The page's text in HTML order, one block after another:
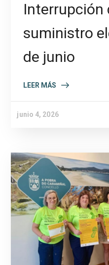
Interrupción
suministro
de junio
LEER MÁS
junio 4, 2026